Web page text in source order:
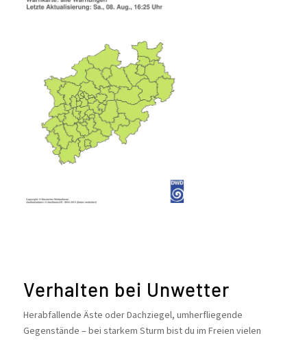
Verhalten bei Unwetter
Herabfallende Äste oder Dachziegel, umherfliegende
Gegenstände – bei starkem Sturm bist du im Freien vielen